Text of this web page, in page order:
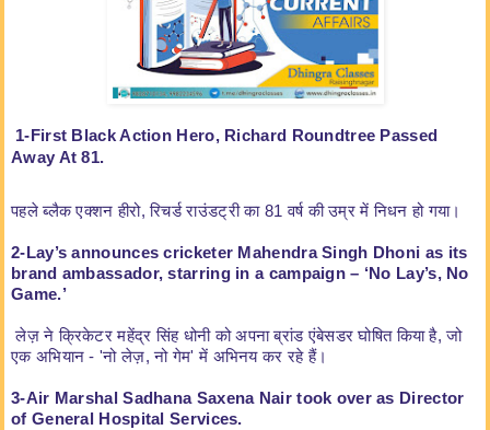
1-First Black Action Hero, Richard Roundtree Passed
Away At 81.
पहले ब्लैक एक्शन हीरो, रिचर्ड राउंडट्री का 81 वर्ष की उम्र में निधन हो गया।
2-Lay’s announces cricketer Mahendra Singh Dhoni as its
brand ambassador, starring in a campaign – ‘No Lay’s, No
Game.’
लेज़ ने क्रिकेटर महेंद्र सिंह धोनी को अपना ब्रांड एंबेसडर घोषित किया है, जो
एक अभियान - 'नो लेज़, नो गेम' में अभिनय कर रहे हैं।
3-Air Marshal Sadhana Saxena Nair took over as Director
of General Hospital Services.